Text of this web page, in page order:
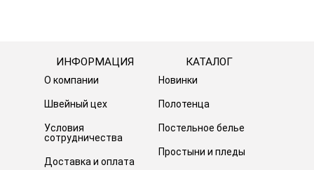
ИНФОРМАЦИЯ
О компании
Швейный цех
Условия
сотрудничества
Доставка и оплата
КАТАЛОГ
Новинки
Полотенца
Постельное белье
Простыни и пледы